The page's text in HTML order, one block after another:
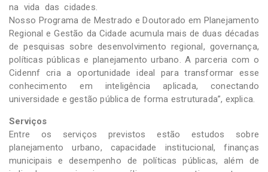
na vida das cidades.
Nosso Programa de Mestrado e Doutorado em Planejamento
Regional e Gestão da Cidade acumula mais de duas décadas
de pesquisas sobre desenvolvimento regional, governança,
políticas públicas e planejamento urbano. A parceria com o
Cidennf cria a oportunidade ideal para transformar esse
conhecimento em inteligência aplicada, conectando
universidade e gestão pública de forma estruturada”, explica.
Serviços
Entre os serviços previstos estão estudos sobre
planejamento urbano, capacidade institucional, finanças
municipais e desempenho de políticas públicas, além de